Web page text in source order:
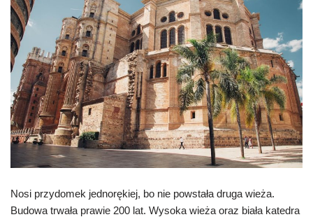
Nosi przydomek jednorękiej, bo nie powstała druga wieża.
Budowa trwała prawie 200 lat. Wysoka wieża oraz biała katedra